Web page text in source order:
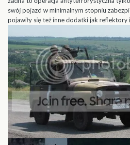
swój pojazd w minimalnym stopniu
pojawiły się też inne dodatki jak reflektory